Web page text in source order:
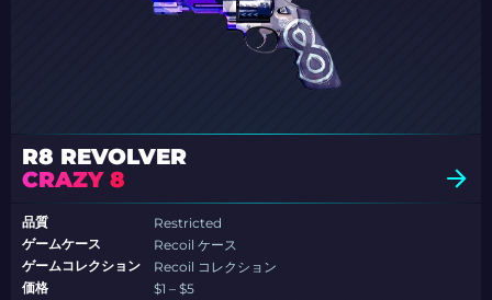
R8 REVOLVER
CRAZY 8
品質
Restricted
ゲームケース
Recoil ケース
ゲームコレクション
Recoil コレクション
価格
$1 – $5